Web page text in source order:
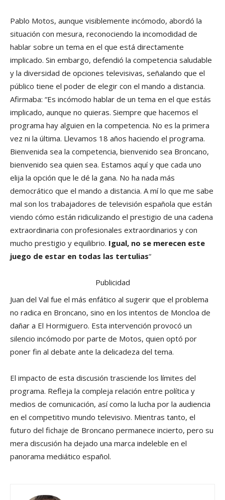
Pablo Motos, aunque visiblemente incómodo, abordó la
situación con mesura, reconociendo la incomodidad de
hablar sobre un tema en el que está directamente
implicado. Sin embargo, defendió la competencia saludable
y la diversidad de opciones televisivas, señalando que el
público tiene el poder de elegir con el mando a distancia.
Afirmaba: “Es incómodo hablar de un tema en el que estás
implicado, aunque no quieras. Siempre que hacemos el
programa hay alguien en la competencia. No es la primera
vez ni la última. Llevamos 18 años haciendo el programa.
Bienvenida sea la competencia, bienvenido sea Broncano,
bienvenido sea quien sea. Estamos aquí y que cada uno
elija la opción que le dé la gana. No ha nada más
democrático que el mando a distancia. A mí lo que me sabe
mal son los trabajadores de televisión española que están
viendo cómo están ridiculizando el prestigio de una cadena
extraordinaria con profesionales extraordinarios y con
mucho prestigio y equilibrio. Igual, no se merecen este
juego de estar en todas las tertulias“
Publicidad
Juan del Val fue el más enfático al sugerir que el problema
no radica en Broncano, sino en los intentos de Moncloa de
dañar a El Hormiguero. Esta intervención provocó un
silencio incómodo por parte de Motos, quien optó por
poner fin al debate ante la delicadeza del tema.
El impacto de esta discusión trasciende los límites del
programa. Refleja la compleja relación entre política y
medios de comunicación, así como la lucha por la audiencia
en el competitivo mundo televisivo. Mientras tanto, el
futuro del fichaje de Broncano permanece incierto, pero su
mera discusión ha dejado una marca indeleble en el
panorama mediático español.